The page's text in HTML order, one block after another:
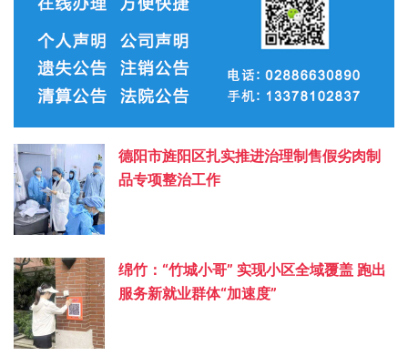
德阳市旌阳区扎实推进治理制售假劣肉制
品专项整治工作
绵竹：“竹城小哥” 实现小区全域覆盖 跑出
服务新就业群体“加速度”